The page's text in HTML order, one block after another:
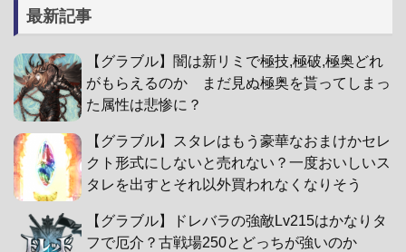
最新記事
【グラブル】闇は新リミで極技,極破,極奥どれ
がもらえるのか まだ見ぬ極奥を貰ってしまっ
た属性は悲惨に？
【グラブル】スタレはもう豪華なおまけかセレ
クト形式にしないと売れない？一度おいしいス
タレを出すとそれ以外買われなくなりそう
【グラブル】ドレバラの強敵Lv215はかなりタ
フで厄介？古戦場250とどっちが強いのか